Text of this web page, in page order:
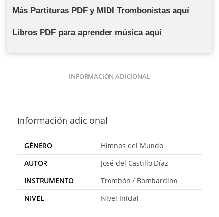
Más Partituras PDF y MIDI Trombonistas aquí
Libros PDF para aprender música aquí
INFORMACIÓN ADICIONAL
Información adicional
GÉNERO
Himnos del Mundo
AUTOR
José del Castillo Díaz
INSTRUMENTO
Trombón / Bombardino
NIVEL
Nivel Inicial